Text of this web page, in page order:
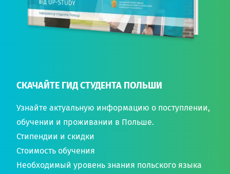
СКАЧАЙТЕ ГИД СТУДЕНТА ПОЛЬШИ
Узнайте актуальную информацию о поступлении,
обучении и проживании в Польше.
Стипендии и скидки
Стоимость обучения
Необходимый уровень знания польского языка